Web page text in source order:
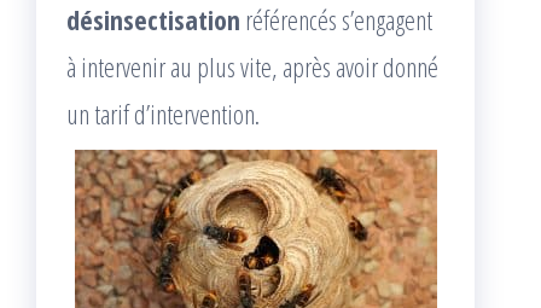
désinsectisation référencés s’engagent
à intervenir au plus vite, après avoir donné
un tarif d’intervention.